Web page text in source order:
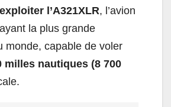
l’A321XLR, l’avion
la plus grande
monde, capable de voler
milles nautiques (8 700